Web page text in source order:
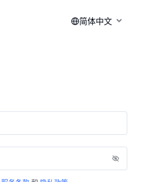
简体中文